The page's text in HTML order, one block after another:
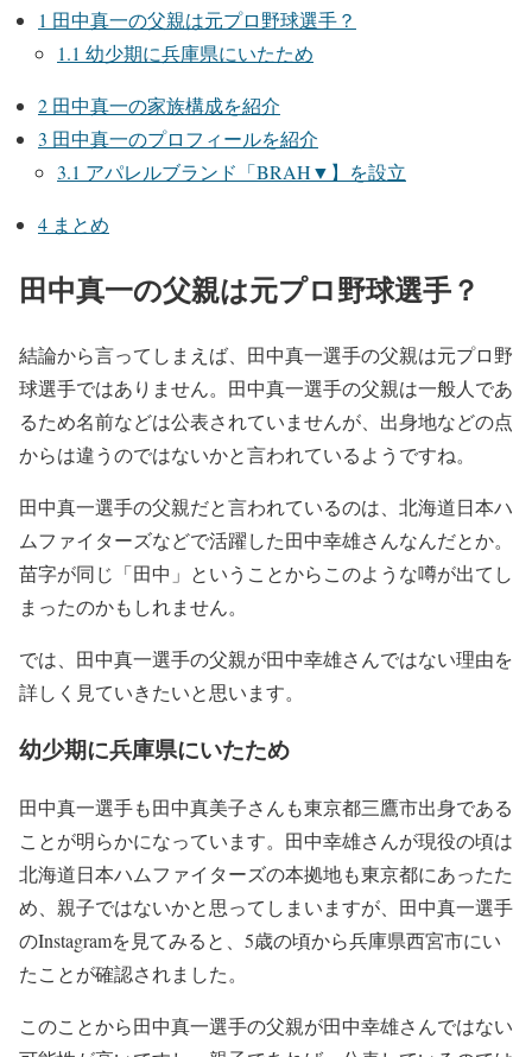
1 田中真一の父親は元プロ野球選手？
1.1 幼少期に兵庫県にいたため
2 田中真一の家族構成を紹介
3 田中真一のプロフィールを紹介
3.1 アパレルブランド「BRAH▼】を設立
4 まとめ
田中真一の父親は元プロ野球選手？
結論から言ってしまえば、田中真一選手の父親は元プロ野
球選手ではありません。田中真一選手の父親は一般人であ
るため名前などは公表されていませんが、出身地などの点
からは違うのではないかと言われているようですね。
田中真一選手の父親だと言われているのは、北海道日本ハ
ムファイターズなどで活躍した田中幸雄さんなんだとか。
苗字が同じ「田中」ということからこのような噂が出てし
まったのかもしれません。
では、田中真一選手の父親が田中幸雄さんではない理由を
詳しく見ていきたいと思います。
幼少期に兵庫県にいたため
田中真一選手も田中真美子さんも東京都三鷹市出身である
ことが明らかになっています。田中幸雄さんが現役の頃は
北海道日本ハムファイターズの本拠地も東京都にあったた
め、親子ではないかと思ってしまいますが、田中真一選手
のInstagramを見てみると、5歳の頃から兵庫県西宮市にい
たことが確認されました。
このことから田中真一選手の父親が田中幸雄さんではない